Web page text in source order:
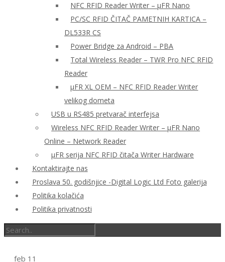
NFC RFID Reader Writer – μFR Nano
PC/SC RFID ČITAČ PAMETNIH KARTICA –
DL533R CS
Power Bridge za Android – PBA
Total Wireless Reader – TWR Pro NFC RFID
Reader
µFR XL OEM – NFC RFID Reader Writer
velikog dometa
USB u RS485 pretvarač interfejsa
Wireless NFC RFID Reader Writer – μFR Nano
Online – Network Reader
μFR serija NFC RFID čitača Writer Hardware
Kontaktirajte nas
Proslava 50. godišnjice -Digital Logic Ltd Foto galerija
Politika kolačića
Politika privatnosti
feb 11